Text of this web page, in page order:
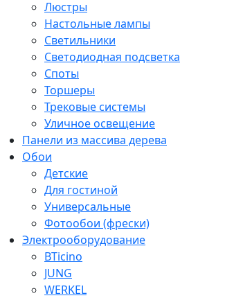
Люстры
Настольные лампы
Светильники
Светодиодная подсветка
Споты
Торшеры
Трековые системы
Уличное освещение
Панели из массива дерева
Обои
Детские
Для гостиной
Универсальные
Фотообои (фрески)
Электрооборудование
BTicino
JUNG
WERKEL